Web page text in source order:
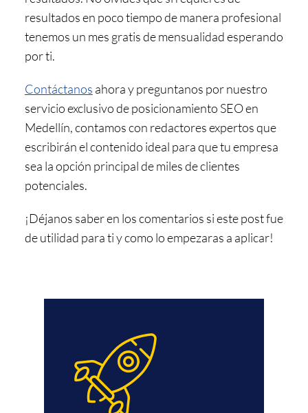
resultados en poco tiempo de manera profesional
tenemos un mes gratis de mensualidad esperando
por ti.
Contáctanos ahora y preguntanos por nuestro
servicio exclusivo deposicionamiento SEO en
Medellín, contamos con redactores expertos que
escribirán el contenido ideal para que tu empresa
sea la opción principal de miles de clientes
potenciales.
¡Déjanos saber en los comentarios si este post fue
de utilidad para ti y como lo empezaras a aplicar!